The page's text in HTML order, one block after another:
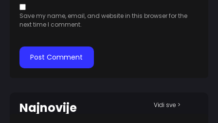
Save my name, email, and website in this browser for the
next time I comment.
Najnovije Vidi sve >